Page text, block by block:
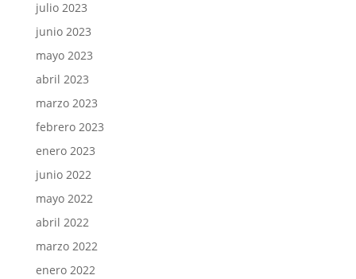
julio 2023
junio 2023
mayo 2023
abril 2023
marzo 2023
febrero 2023
enero 2023
junio 2022
mayo 2022
abril 2022
marzo 2022
enero 2022